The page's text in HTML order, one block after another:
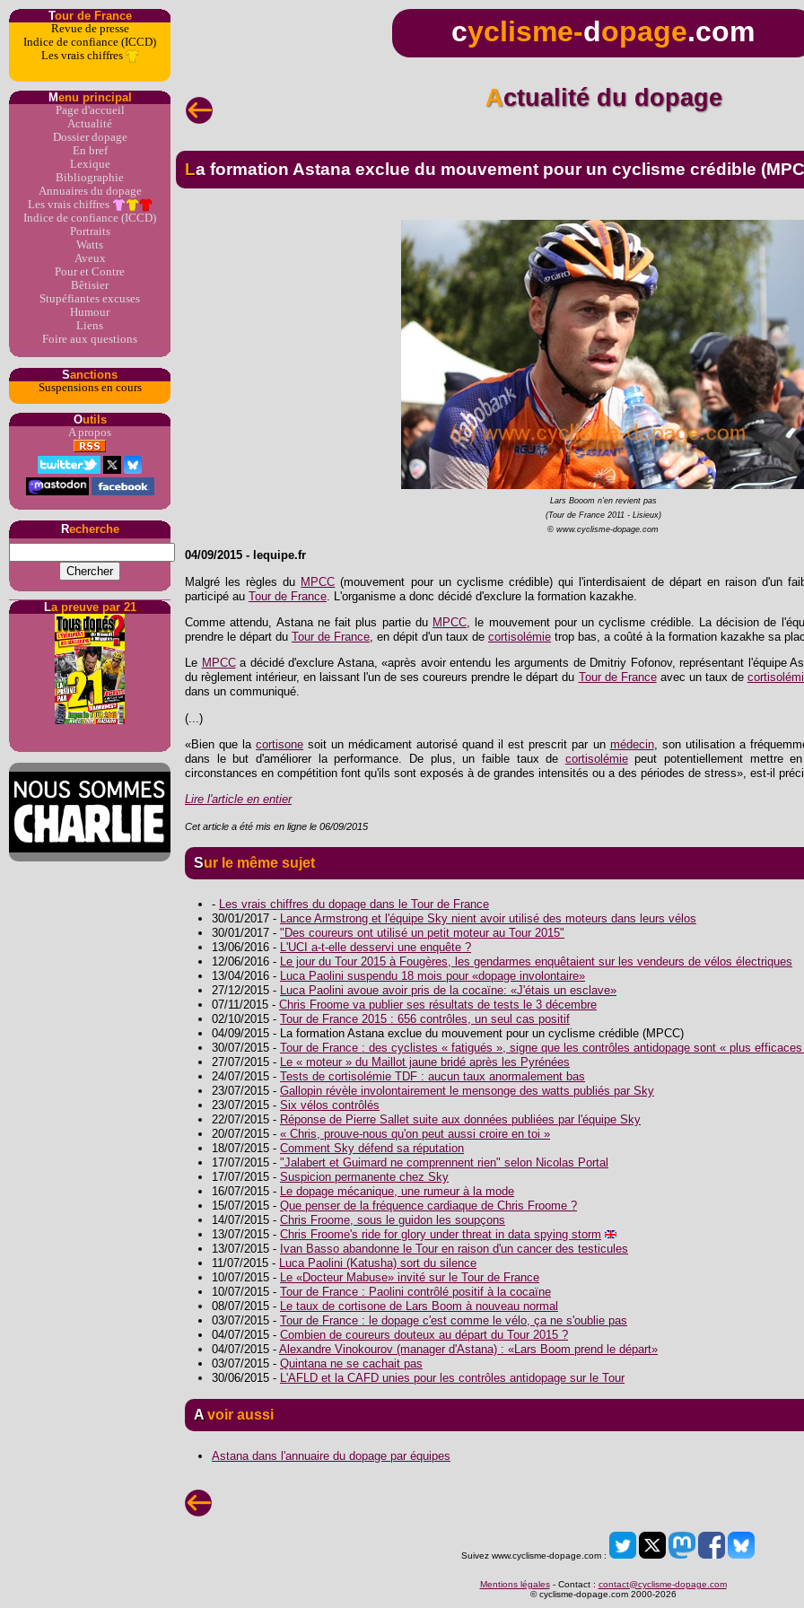
Tour de France
Revue de presse
Indice de confiance (ICCD)
Les vrais chiffres
Menu principal
Page d'accueil
Actualité
Dossier dopage
En bref
Lexique
Bibliographie
Annuaires du dopage
Les vrais chiffres
Indice de confiance (ICCD)
Portraits
Watts
Aveux
Pour et Contre
Bêtisier
Stupéfiantes excuses
Humour
Liens
Foire aux questions
Sanctions
Suspensions en cours
Outils
A propos
Recherche
La preuve par 21
cyclisme-dopage.com
Actualité du dopage
La formation Astana exclue du mouvement pour un cyclisme crédible
Lars Booom n'en revient pas
(Tour de France 2011 - Lisieux)
© www.cyclisme-dopage.com
04/09/2015 - lequipe.fr
Malgré les règles du MPCC (mouvement pour un cyclisme crédible) qui l'interdisaient de départ en raison d'un
participé au Tour de France . L'organisme a donc décidé d'exclure la formation kazakhe.
Comme attendu, Astana ne fait plus partie du MPCC , le mouvement pour un cyclisme crédible. La décision de
prendre le départ du Tour de France , en dépit d'un taux de cortisolémie trop bas, a coûté à la formation kazakhe sa
Le MPCCa décidé d'exclure Astana, «après avoir entendu les arguments de Dmitriy Fofonov, représentant l'équipe
du règlement intérieur, en laissant l'un de ses coureurs prendre le départ du Tour de Franceavec un taux de
dans un communiqué.
(...)
«Bien que lacortisone soit un médicament autorisé quand il est prescrit par un médecin, son utilisation a
dans le but d'améliorer la performance. De plus, un faible taux de cortisolémiepeut potentiellement mettre
circonstances en compétition font qu'ils sont exposés à de grandes intensités ou a des périodes de stress», est-il
Lire l'article en entier
Cet article a été mis en ligne le 06/09/2015
Sur le même sujet
- Les vrais chiffres du dopage dans le Tour de France
30/01/2017 - Lance Armstrong et l'équipe Sky nient avoir utilisé des moteurs dans leurs vélos
30/01/2017 - "Des coureurs ont utilisé un petit moteur au Tour 2015"
13/06/2016 - L'UCI a-t-elle desservi une enquête ?
12/06/2016 - Le jour du Tour 2015 à Fougères, les gendarmes enquêtaient sur les vendeurs de vélos électriques
13/04/2016 - Luca Paolini suspendu 18 mois pour «dopage involontaire»
27/12/2015 - Luca Paolini avoue avoir pris de la cocaïne: «J'étais un esclave»
07/11/2015 - Chris Froome va publier ses résultats de tests le 3 décembre
02/10/2015 - Tour de France 2015 : 656 contrôles, un seul cas positif
04/09/2015 - La formation Astana exclue du mouvement pour un cyclisme crédible (MPCC)
30/07/2015 - Tour de France : des cyclistes « fatigués », signe que les contrôles antidopage sont « plus efficaces
27/07/2015 - Le « moteur » du Maillot jaune bridé après les Pyrénées
24/07/2015 - Tests de cortisolémie TDF : aucun taux anormalement bas
23/07/2015 - Gallopin révèle involontairement le mensonge des watts publiés par Sky
23/07/2015 - Six vélos contrôlés
22/07/2015 - Réponse de Pierre Sallet suite aux données publiées par l'équipe Sky
20/07/2015 - « Chris, prouve-nous qu'on peut aussi croire en toi »
18/07/2015 - Comment Sky défend sa réputation
17/07/2015 - "Jalabert et Guimard ne comprennent rien" selon Nicolas Portal
17/07/2015 - Suspicion permanente chez Sky
16/07/2015 - Le dopage mécanique, une rumeur à la mode
15/07/2015 - Que penser de la fréquence cardiaque de Chris Froome ?
14/07/2015 - Chris Froome, sous le guidon les soupçons
13/07/2015 - Chris Froome's ride for glory under threat in data spying storm
13/07/2015 - Ivan Basso abandonne le Tour en raison d'un cancer des testicules
11/07/2015 - Luca Paolini (Katusha) sort du silence
10/07/2015 - Le «Docteur Mabuse» invité sur le Tour de France
10/07/2015 - Tour de France : Paolini contrôlé positif à la cocaïne
08/07/2015 - Le taux de cortisone de Lars Boom à nouveau normal
03/07/2015 - Tour de France : le dopage c'est comme le vélo, ça ne s'oublie pas
04/07/2015 - Combien de coureurs douteux au départ du Tour 2015 ?
04/07/2015 - Alexandre Vinokourov (manager d'Astana) : «Lars Boom prend le départ»
03/07/2015 - Quintana ne se cachait pas
30/06/2015 - L'AFLD et la CAFD unies pour les contrôles antidopage sur le Tour
A voir aussi
Astana dans l'annuaire du dopage par équipes
Suivez www.cyclisme-dopage.com :
Mentions légales- Contact : contact@cyclisme-dopage.com
© cyclisme-dopage.com 2000-2026